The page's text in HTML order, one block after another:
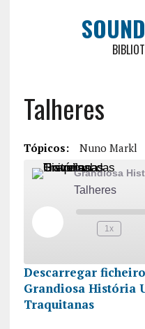
Talheres
Tópicos: Nuno Markl
Grandiosa
Talheres
1x
FEED RSS
PARTILHA
Descarregar ficheiro
Grandiosa História
Traquitanas